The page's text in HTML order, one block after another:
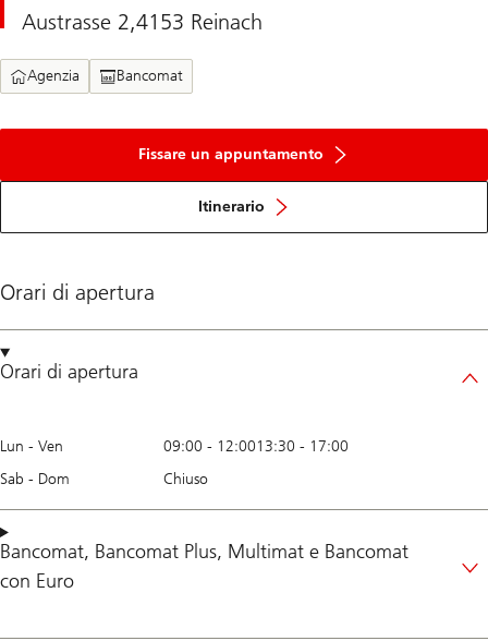
Austrasse 2,4153 Reinach
Agenzia Bancomat
Fissare un appuntamento
Itinerario
Orari di apertura
Orari di apertura
Lun - Ven 09:00 - 12:0013:30 - 17:00
Sab - Dom
Chiuso
Bancomat, Bancomat Plus, Multimat e Bancomat
con Euro